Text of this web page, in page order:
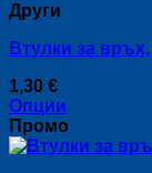
on
the
product
page
has
variants.
options
may
be
chosen
Други
Втулки за
1,30 €
Опции
This
product
Промо